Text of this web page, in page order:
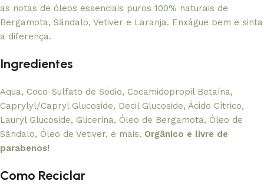
as notas de óleos essenciais puros 100% naturais de
Bergamota, Sândalo, Vetiver e Laranja. Enxágue bem e sinta
a diferença.
Ingredientes
Aqua, Coco-Sulfato de Sódio, Cocamidopropil Betaína,
Caprylyl/Capryl Glucoside, Decil Glucoside, Ácido Cítrico,
Lauryl Glucoside, Glicerina, Óleo de Bergamota, Óleo de
Sândalo, Óleo de Vetiver, e mais. Orgânico e livre de
parabenos!
Como Reciclar